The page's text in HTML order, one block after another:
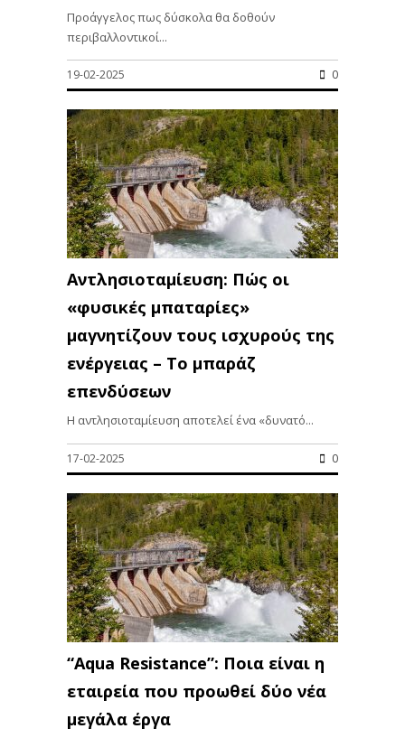
Προάγγελος πως δύσκολα θα δοθούν
περιβαλλοντικοί...
19-02-2025 0
Αντλησιοταμίευση: Πώς οι
«φυσικές μπαταρίες»
μαγνητίζουν τους ισχυρούς της
ενέργειας – Το μπαράζ
επενδύσεων
Η αντλησιοταμίευση αποτελεί ένα «δυνατό...
17-02-2025 0
“Aqua Resistance”: Ποια είναι η
εταιρεία που προωθεί δύο νέα
μεγάλα έργα